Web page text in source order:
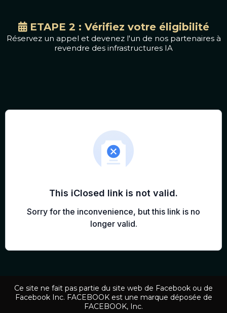
ETAPE 2 : Vérifiez votre éligibilité
Réservez un appel et devenez l'un de nos partenaires à
revendre des infrastructures IA
Ce site ne fait pas partie du site web de Facebook ou de
Facebook Inc. FACEBOOK est une marque déposée de
FACEBOOK, Inc.